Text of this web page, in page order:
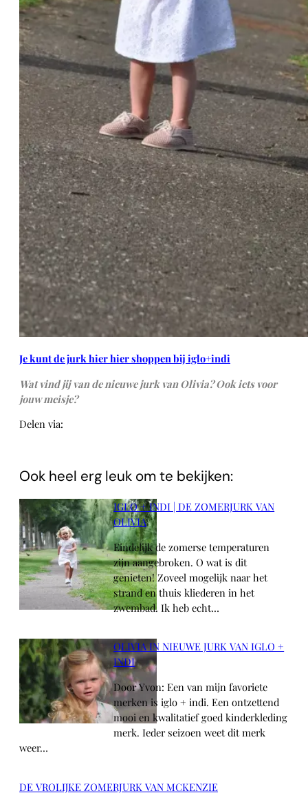
Je kunt de jurk hier hier shoppen bij iglo+indi
Wat vind jij van de nieuwe jurk van Olivia? Ook iets voor
jouw meisje?
Delen via:
Ook heel erg leuk om te bekijken:
IGLO + INDI | DE ZOMERJURK VAN
OLIVIA
Eindelijk de zomerse temperaturen
zijn aangebroken. O wat is dit
genieten! Zoveel mogelijk naar het
strand en thuis kliederen in het
zwembad. Ik heb echt…
OLIVIA IN NIEUWE JURK VAN IGLO +
INDI
Door Yvon: Een van mijn favoriete
merken is iglo + indi. Een ontzettend
mooi en kwalitatief goed kinderkleding
merk. Ieder seizoen weet dit merk
weer…
DE VROLIJKE ZOMERJURK VAN MCKENZIE